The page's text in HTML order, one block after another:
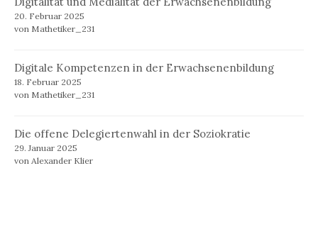
20. Februar 2025
von Mathetiker_231
Digitale Kompetenzen in der Erwachsenenbildung
18. Februar 2025
von Mathetiker_231
Die offene Delegiertenwahl in der Soziokratie
29. Januar 2025
von Alexander Klier